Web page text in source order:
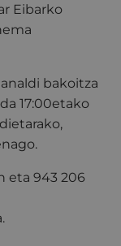
Eibarko
bakoitza
17:00etako
eta 943 206